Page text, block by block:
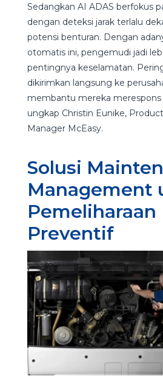
Sedangkan AI ADAS berfokus
dengan deteksi jarak terlalu
potensi benturan. Dengan
otomatis ini, pengemudi jadi
pentingnya keselamatan.
dikirimkan langsung ke
membantu mereka merespons
ungkap Christin Eunike,
Manager McEasy.
Solusi
Management
Pemeliharaan
Preventif